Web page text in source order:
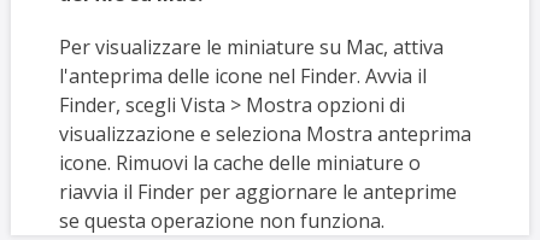
Per visualizzare le miniature su Mac, attiva
l'anteprima delle icone nel Finder. Avvia il
Finder, scegli Vista > Mostra opzioni di
visualizzazione e seleziona Mostra anteprima
icone. Rimuovi la cache delle miniature o
riavvia il Finder per aggiornare le anteprime
se questa operazione non funziona.